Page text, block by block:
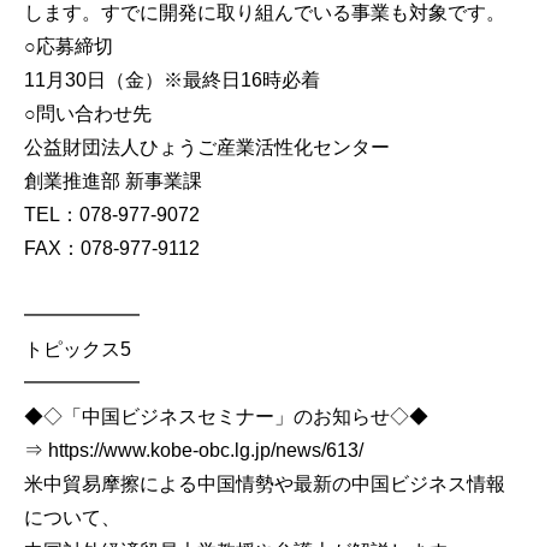
します。すでに開発に取り組んでいる事業も対象です。
○応募締切
11月30日（金）※最終日16時必着
○問い合わせ先
公益財団法人ひょうご産業活性化センター
創業推進部 新事業課
TEL：078-977-9072
FAX：078-977-9112
━━━━━━
トピックス5
━━━━━━
◆◇「中国ビジネスセミナー」のお知らせ◇◆
⇒ https://www.kobe-obc.lg.jp/news/613/
米中貿易摩擦による中国情勢や最新の中国ビジネス情報
について、